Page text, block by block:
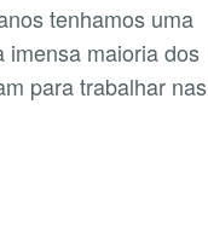
tenhamos uma
imensa maioria dos
para trabalhar nas